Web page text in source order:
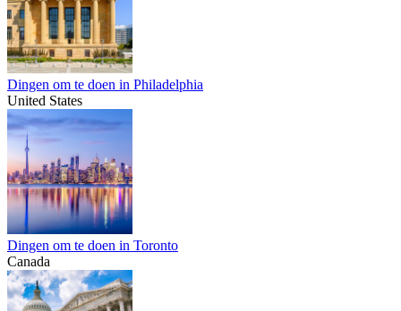
Dingen om te doen in Philadelphia
United States
Dingen om te doen in Toronto
Canada